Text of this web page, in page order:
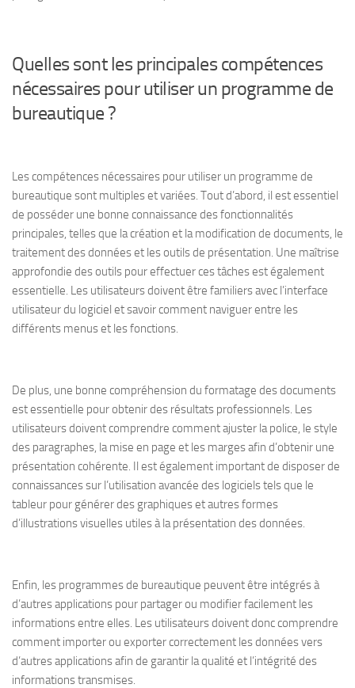
Quelles sont les principales compétences
nécessaires pour utiliser un programme de
bureautique ?
Les compétences nécessaires pour utiliser un programme de
bureautique sont multiples et variées. Tout d’abord, il est essentiel
de posséder une bonne connaissance des fonctionnalités
principales, telles que la création et la modification de documents, le
traitement des données et les outils de présentation. Une maîtrise
approfondie des outils pour effectuer ces tâches est également
essentielle. Les utilisateurs doivent être familiers avec l’interface
utilisateur du logiciel et savoir comment naviguer entre les
différents menus et les fonctions.
De plus, une bonne compréhension du formatage des documents
est essentielle pour obtenir des résultats professionnels. Les
utilisateurs doivent comprendre commentajuster la police, le style
des paragraphes, la mise en page et les marges afin d’obtenir une
présentation cohérente. Il est également important de disposer de
connaissances sur l’utilisation avancée des logiciels tels que le
tableur pour générer des graphiques et autres formes
d’illustrations visuelles utiles à la présentation des données.
Enfin, les programmes de bureautique peuvent être intégrés à
d’autres applications pour partager ou modifier facilement les
informations entre elles. Les utilisateurs doivent donc comprendre
comment importer ou exporter correctement les données vers
d’autres applications afin de garantir la qualité et l’intégrité des
informations transmises.